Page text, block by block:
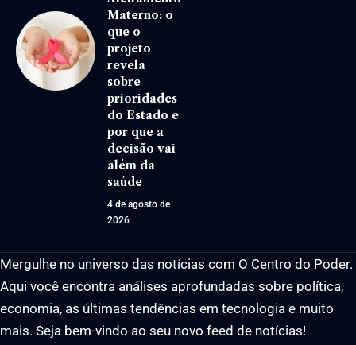
Materno: o
que o
projeto
revela
sobre
prioridades
do Estado e
por que a
decisão vai
além da
saúde
4 de agosto de
2026
Mergulhe no universo das notícias com O Centro do Poder.
Aqui você encontra análises aprofundadas sobre política,
economia, as últimas tendências em tecnologia e muito
mais. Seja bem-vindo ao seu novo feed de notícias!